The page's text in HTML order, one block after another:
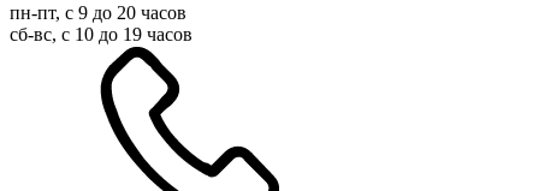
пн-пт, с 9 до 20 часов
сб-вс, с 10 до 19 часов